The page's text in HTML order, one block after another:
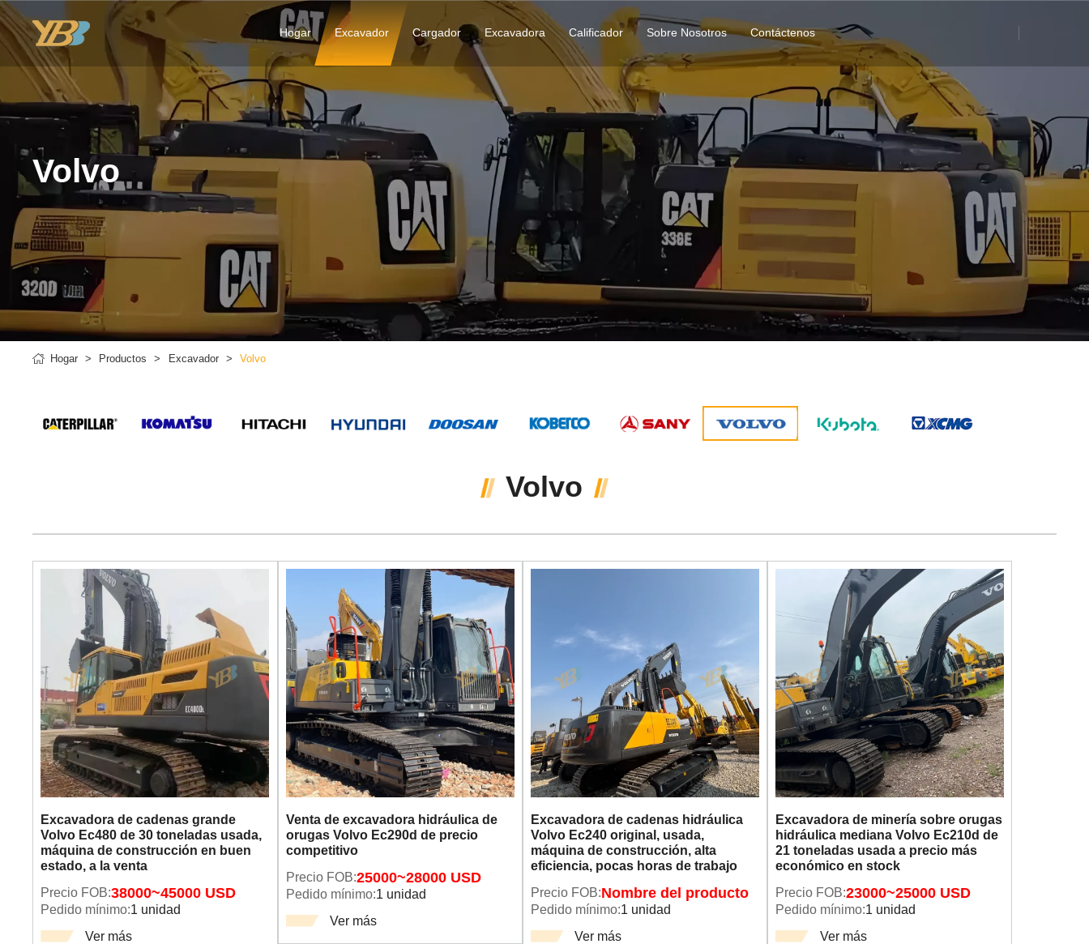
Hogar Excavador Cargador Excavadora Calificador Sobre Nosotros Contáctenos
Volvo
Hogar Productos Excavador Volvo
Volvo
Excavadora de cadenas grande
Volvo Ec480 de 30 toneladas usada,
máquina de construcción en buen
estado, a la venta
Precio FOB:38000~45000 USD
Pedido mínimo:1 unidad
Ver más
Venta de excavadora hidráulica de
orugas Volvo Ec290d de precio
competitivo
Precio FOB:25000~28000 USD
Pedido mínimo:1 unidad
Ver más
Excavadora de cadenas hidráulica
Volvo Ec240 original, usada,
máquina de construcción, alta
eficiencia, pocas horas de trabajo
Precio FOB:Nombre del producto
Pedido mínimo:1 unidad
Ver más
Excavadora de minería sobre orugas
hidráulica mediana Volvo Ec210d de
21 toneladas usada a precio más
económico en stock
Precio FOB:23000~25000 USD
Pedido mínimo:1 unidad
Ver más